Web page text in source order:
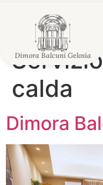
Dimora Balcuni Gelosia
calda
Dimora